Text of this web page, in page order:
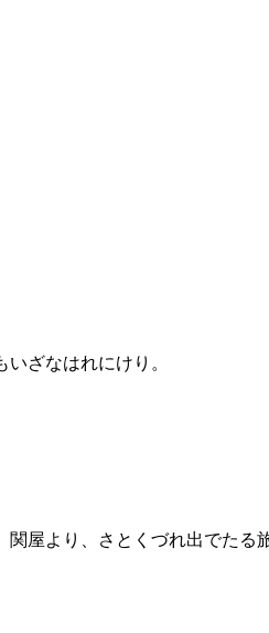
ざなはれにけり。
屋より、さとくづれ出でた